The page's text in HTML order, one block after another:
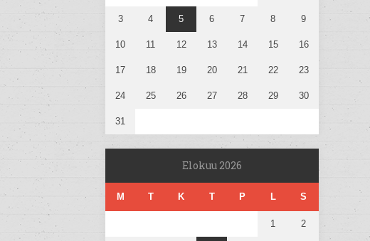
3 4 5 6 7 8 9
10 11 12 13 14 15 16
17 18 19 20 21 22 23
24 25 26 27 28 29 30
31
Elokuu 2026
M T K T P L S
1 2